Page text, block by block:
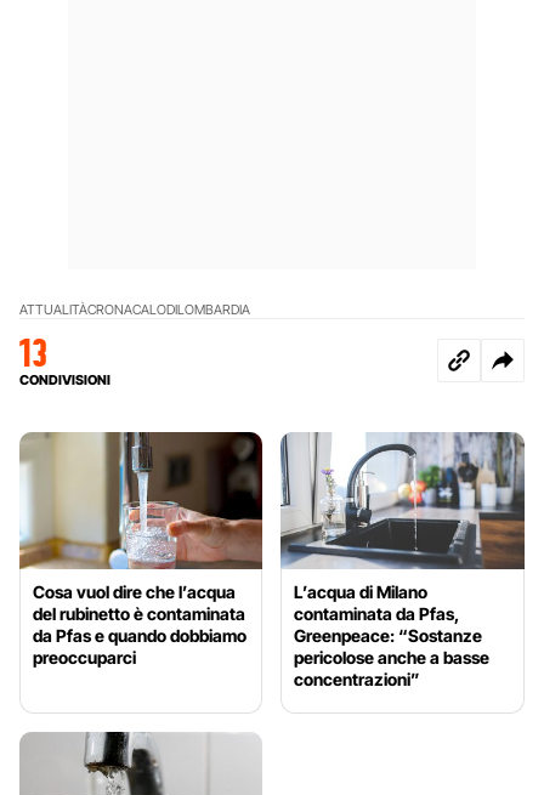
ATTUALITÀCRONACALODILOMBARDIA
13
CONDIVISIONI
Cosa vuol dire che l’acqua
del rubinetto è contaminata
da Pfas e quando dobbiamo
preoccuparci
L’acqua di Milano
contaminata da Pfas,
Greenpeace: “Sostanze
pericolose anche a basse
concentrazioni”